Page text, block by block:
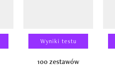
Wyniki testu
100 zestawów